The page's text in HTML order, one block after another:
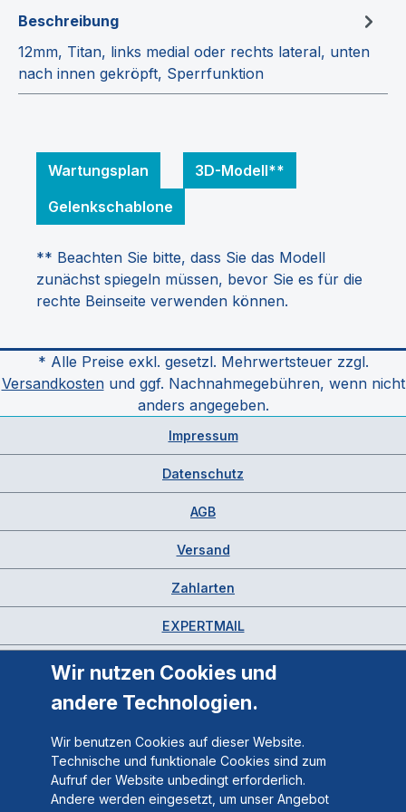
Beschreibung
12mm, Titan, links medial oder rechts lateral, unten
nach innen gekröpft, Sperrfunktion
Wartungsplan
3D-Modell**
Gelenkschablone
** Beachten Sie bitte, dass Sie das Modell
zunächst spiegeln müssen, bevor Sie es für die
rechte Beinseite verwenden können.
* Alle Preise exkl. gesetzl. Mehrwertsteuer zzgl.
Versandkostenund ggf. Nachnahmegebühren, wenn nicht
anders angegeben.
Impressum
Datenschutz
AGB
Versand
Zahlarten
EXPERTMAIL
Wir nutzen Cookies und
andere Technologien.
Wir benutzen Cookies auf dieser Website.
Technische und funktionale Cookies sind zum
Aufruf der Website unbedingt erforderlich.
Andere werden eingesetzt, um unser Angebot